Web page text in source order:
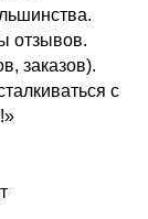
отзывов.
заказов).
с